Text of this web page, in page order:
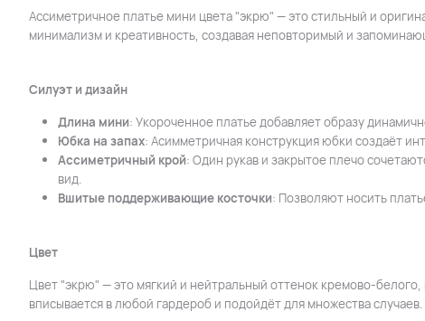
Ассиметричное платье мини цвета "экрю" — это стильный и
минимализм и креативность, создавая неповторимый и
Силуэт и дизайн
Длина мини: Укороченное платье добавляет образу
Юбка на запах: Асимметричная конструкция юбки создаёт
Ассиметричный крой: Один рукав и закрытое плечо
вид.
Вшитые поддерживающие косточки: Позволяют носить
Цвет
Цвет "экрю" — это мягкий и нейтральный оттенок кремово-
вписывается в любой гардероб и подойдёт для множества случаев.